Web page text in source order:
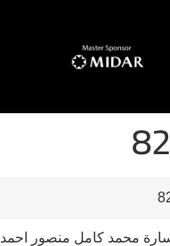
محمد كامل منصور احمد